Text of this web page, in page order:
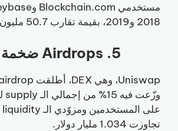
2018 و2019، بقيمة تقارب 50.7 مليون دولار.
5. Airdrops ضخمة: Uniswap
تجاوزت 1.034 مليار دولار.